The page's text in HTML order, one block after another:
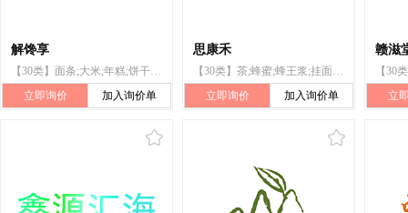
解馋享
【30类】面条;大米;年糕;饼干;蜂蜜;甜食;白糖;茶饮料;茶;咖啡
立即询价
加入询价单
思康禾
【30类】茶;蜂蜜;蜂王浆;挂面;红糖;冰糖;白糖;方糖;米;面条
立即询价
加入询价单
赣滋
立